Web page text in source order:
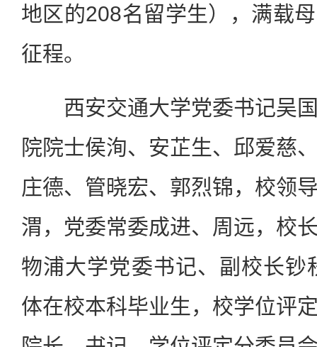
地区的208名留学生），满载
征程。
西安交通大学党委书记吴国
院院士侯洵、安芷生、邱爱慈
庄德、管晓宏、郭烈锦，校领
渭，党委常委成进、周远，校
物浦大学党委书记、副校长钞
体在校本科毕业生，校学位评